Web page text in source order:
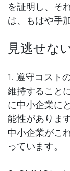
を証明し、そ
は、もはや手
見逃せな
1. 遵守コスト
維持すること
に中小企業に
能性がありま
中小企業がこ
っています。